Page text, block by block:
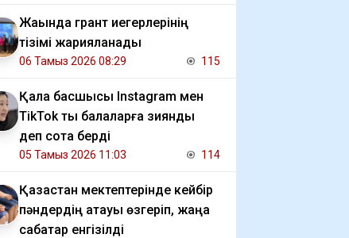
Жақында грант иегерлерінің
тізімі жарияланады
06 Тамыз 2026 08:29 115
Қала басшысы Instagram мен
TikTok ты балаларға зиянды
деп сотқа берді
05 Тамыз 2026 11:03 114
Қазақстан мектептерінде кейбір
пәндердің атауы өзгеріп, жаңа
сабақтар енгізілді